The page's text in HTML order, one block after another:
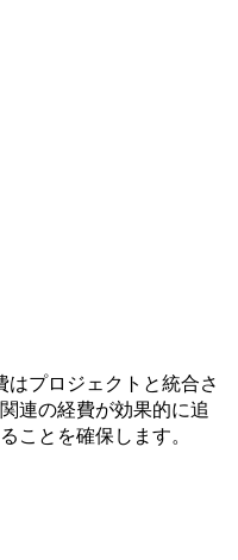
はプロジェクトと統合さ
連の経費が効果的に追
ことを確保します。